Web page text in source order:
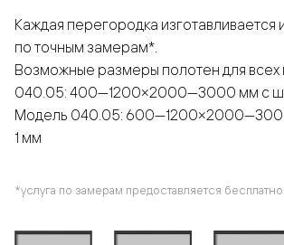
Каждая перегородка изготавливается
по точным замерам*.
Возможные размеры полотен для
040.05: 400—1200×2000—3000 мм с
Модель 040.05:
1 мм
*услуга по замерам предоставляется